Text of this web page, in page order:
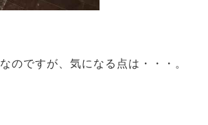
なのですが、気になる点は・・・。